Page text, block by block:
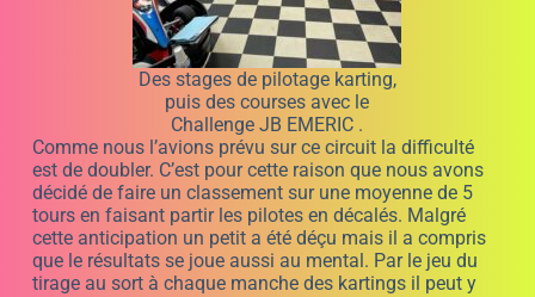
Hugo Makinadjian était seul donc seulement la moitié
des points. Il en a profité pour rouler et progressé et vue
les temps réalisé il va falloir compter avec lui sur les
prochaines courses.